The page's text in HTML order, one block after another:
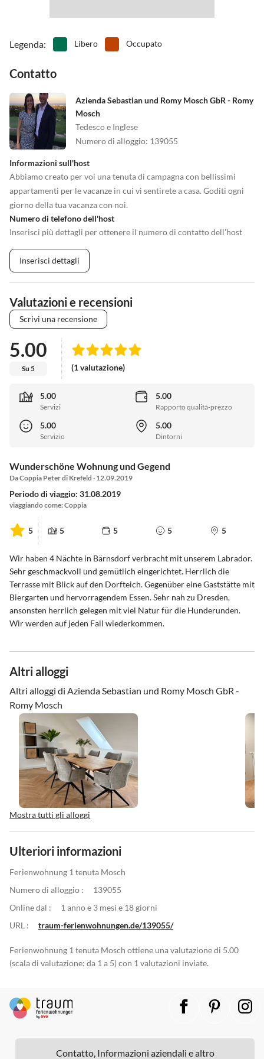
Legenda: Libero Occupato
Contatto
Azienda Sebastian und Romy Mosch GbR - Romy
Mosch
Tedesco e Inglese
Numero di alloggio: 139055
Informazioni sull'host
Abbiamo creato per voi una tenuta di campagna con bellissimi
appartamenti per le vacanze in cui vi sentirete a casa. Goditi ogni
giorno della tua vacanza con noi.
Numero di telefono dell'host
Inserisci più dettagli per ottenere il numero di contatto dell'host
Inserisci dettagli
Valutazioni e recensioni
Scrivi una recensione
5.00
Su 5 (1 valutazione)
5.00
Servizi
5.00
Rapporto qualità-prezzo
5.00
Servizio
5.00
Dintorni
Wunderschöne Wohnung und Gegend
Da Coppia Peter di Krefeld · 12.09.2019
Periodo di viaggio: 31.08.2019
viaggiando come: Coppia
5 5 5 5 5
Wir haben 4 Nächte in Bärnsdorf verbracht mit unserem Labrador.
Sehr geschmackvoll und gemütlich eingerichtet. Herrlich die
Terrasse mit Blick auf den Dorfteich. Gegenüber eine Gaststätte mit
Biergarten und hervorragendem Essen. Sehr nah zu Dresden,
ansonsten herrlich gelegen mit viel Natur für die Hunderunden.
Wir werden auf jeden Fall wiederkommen.
Altri alloggi
Altri alloggi di Azienda Sebastian und Romy Mosch GbR -
Romy Mosch
Mostra tutti gli alloggi
Ulteriori informazioni
Ferienwohnung 1 tenuta Mosch
Numero di alloggio :
139055
Online dal :
1 anno e 3 mesi e 18 giorni
URL :
traum-ferienwohnungen.de/139055/
Ferienwohnung 1 tenuta Mosch ottiene una valutazione di 5.00
(scala di valutazione: da 1 a 5) con 1 valutazioni inviate.
Contatto, Informazioni aziendali e altro